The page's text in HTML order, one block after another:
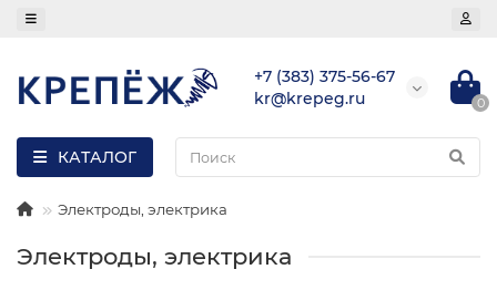
+7 (383) 375-56-67
kr@krepeg.ru
0
КАТАЛОГ
Электроды, электрика
Электроды, электрика